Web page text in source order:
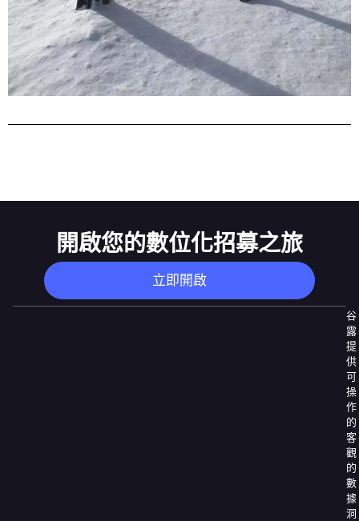
立即開啟
開啟您的數位化招募之旅
谷
露
提
供
可
操
作
的
客
觀
的
數
據
洞